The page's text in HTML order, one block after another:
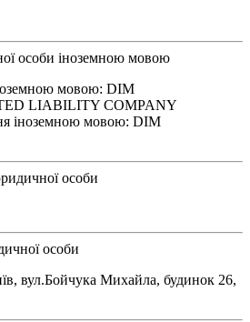
особи іноземною мовою
мовою: DIM
LIABILITY COMPANY
іноземною мовою: DIM
особи
особи
вул.Бойчука Михайла, будинок 26,